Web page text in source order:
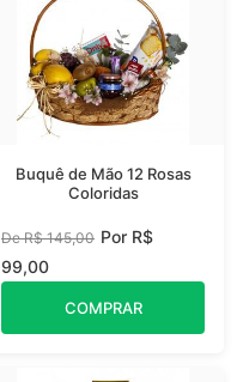
Buquê de Mão 12 Rosas
Coloridas
De R$ 145,00 Por R$
99,00
COMPRAR